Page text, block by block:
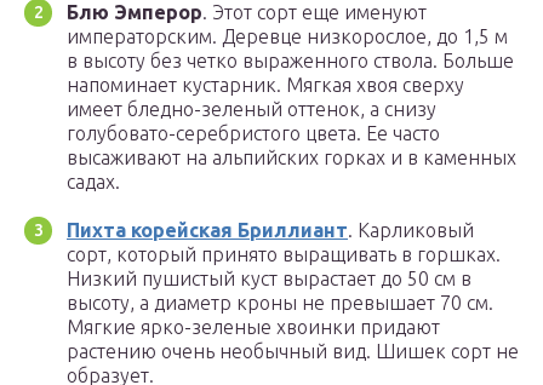
Блю Эмперор. Этот сорт еще именуют
императорским. Деревце низкорослое, до 1,5 м
в высоту без четко выраженного ствола. Больше
напоминает кустарник. Мягкая хвоя сверху
имеет бледно-зеленый оттенок, а снизу
голубовато-серебристого цвета. Ее часто
высаживают на альпийских горках и в каменных
садах.
Пихта корейская Бриллиант. Карликовый
сорт, который принято выращивать в горшках.
Низкий пушистый куст вырастает до 50 см в
высоту, а диаметр кроны не превышает 70 см.
Мягкие ярко-зеленые хвоинки придают
растению очень необычный вид. Шишек сорт не
образует.